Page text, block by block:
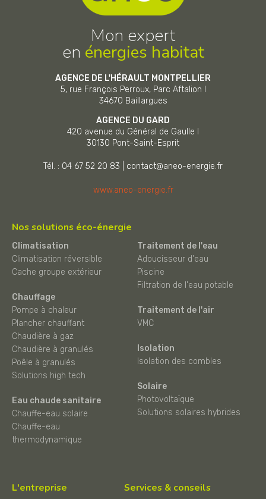
Mon expert
en énergies habitat
AGENCE DE L'HÉRAULT MONTPELLIER
5, rue François Perroux, Parc Aftalion I
34670 Baillargues
AGENCE DU GARD
420 avenue du Général de Gaulle I
30130 Pont-Saint-Esprit
Tél. : 04 67 52 20 83 contact@aneo-energie.fr
www.aneo-energie.fr
Nos solutions éco-énergie
Climatisation
Climatisation réversible
Cache groupe extérieur
Chauffage
Pompe à chaleur
Plancher chauffant
Chaudière à gaz
Chaudière à granulés
Poêle à granulés
Solutions high tech
Eau chaude sanitaire
Chauffe-eau solaire
Chauffe-eau
thermodynamique
Traitement de l'eau
Adoucisseur d'eau
Piscine
Filtration de l'eau potable
Traitement de l'air
VMC
Isolation
Isolation des combles
Solaire
Photovoltaïque
Solutions solaires hybrides
L'entreprise Services & conseils